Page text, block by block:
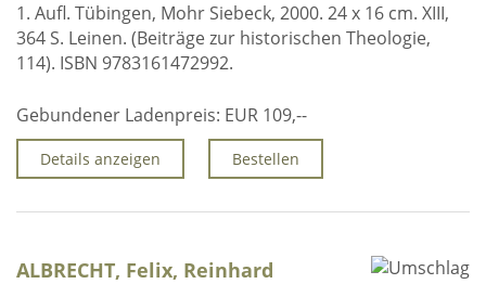
1. Aufl. Tübingen, Mohr Siebeck, 2000. 24 x 16 cm. XIII,
364 S. Leinen. (Beiträge zur historischen Theologie,
114). ISBN 9783161472992.
Gebundener Ladenpreis: EUR 109,--
Details anzeigen Bestellen
ALBRECHT, Felix, Reinhard